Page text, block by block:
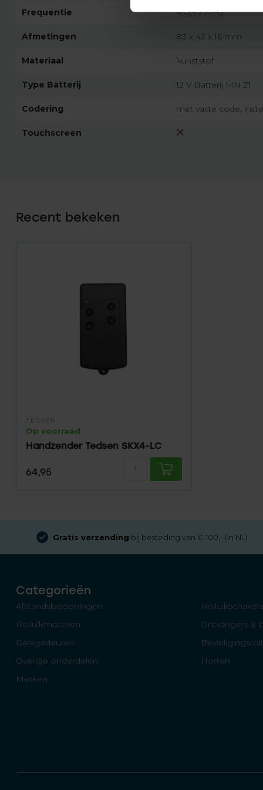
Frequentie 433,92 MHz
Afmetingen 83 x 42 x 16 mm
Materiaal kunststof
Type Batterij 12 V Batterij MN 21
Codering met vaste code,
Touchscreen
Recent bekeken
TEDSEN
Op voorraad
Handzender Tedsen SKX4-LC
64,95
Gratis verzending bij besteding van € 100,- (in NL)
Categorieën
Afstandsbedieningen
Rolluikmotoren
Ontvangers &
Garagedeuren
Overige onderdelen
Horren
Merken